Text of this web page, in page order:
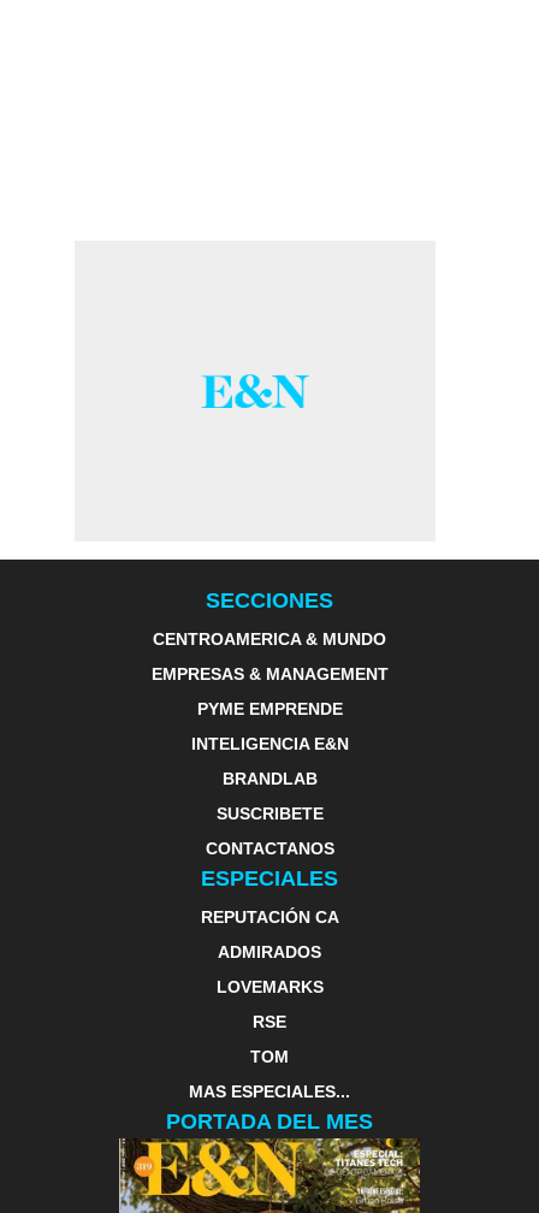
SECCIONES
CENTROAMERICA & MUNDO
EMPRESAS & MANAGEMENT
PYME EMPRENDE
INTELIGENCIA E&N
BRANDLAB
SUSCRIBETE
CONTACTANOS
ESPECIALES
REPUTACIÓN CA
ADMIRADOS
LOVEMARKS
RSE
TOM
MAS ESPECIALES...
PORTADA DEL MES